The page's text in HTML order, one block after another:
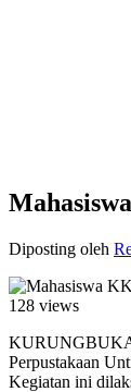
Diposting oleh
128 views
Perpustakaan
Kegiatan ini